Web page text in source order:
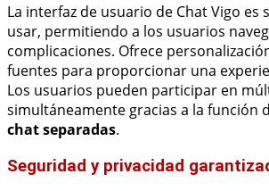
La interfaz de usuario de Chat Vigo es
usar, permitiendo a los usuarios
complicaciones. Ofrece
fuentes para proporcionar una
Los usuarios pueden participar en
simultáneamente gracias a la función
chat separadas.
Seguridad y privacidad